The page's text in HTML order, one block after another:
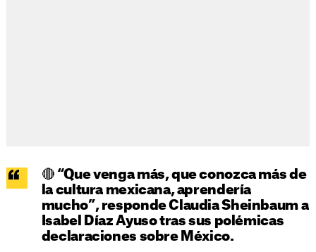
🔴 “Que venga más, que conozca más de
la cultura mexicana, aprendería
mucho”, responde Claudia Sheinbaum a
Isabel Díaz Ayuso tras sus polémicas
declaraciones sobre México.